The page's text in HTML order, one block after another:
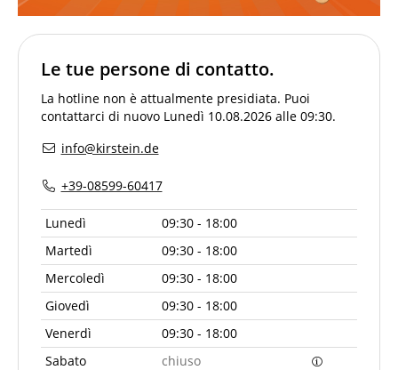
Le tue persone di contatto.
La hotline non è attualmente presidiata. Puoi
contattarci di nuovo Lunedì 10.08.2026 alle 09:30.
info@kirstein.de
+39-08599-60417
Lunedì
09:30 - 18:00
Martedì
09:30 - 18:00
Mercoledì
09:30 - 18:00
Giovedì
09:30 - 18:00
Venerdì
09:30 - 18:00
Sabato
chiuso